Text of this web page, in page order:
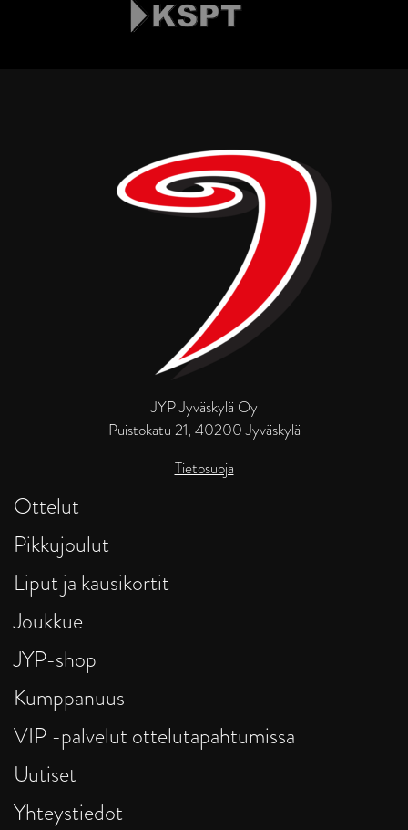
JYP Jyväskylä Oy
Puistokatu 21, 40200 Jyväskylä
Tietosuoja
Ottelut
Pikkujoulut
Liput ja kausikortit
Joukkue
JYP-shop
Kumppanuus
VIP -palvelut ottelutapahtumissa
Uutiset
Yhteystiedot